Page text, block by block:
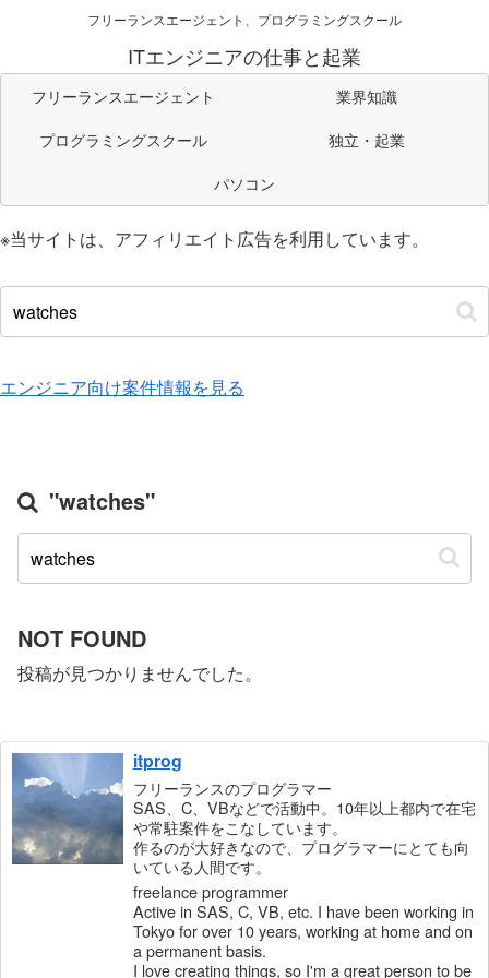
フリーランスエージェント、プログラミングスクール
ITエンジニアの仕事と起業
フリーランスエージェント
業界知識
プログラミングスクール
独立・起業
パソコン
※当サイトは、アフィリエイト広告を利用しています。
エンジニア向け案件情報を見る
"watches"
NOT FOUND
投稿が見つかりませんでした。
itprog
フリーランスのプログラマー
SAS、C、VBなどで活動中。10年以上都内で在宅
や常駐案件をこなしています。
作るのが大好きなので、プログラマーにとても向
いている人間です。
freelance programmer
Active in SAS, C, VB, etc. I have been working in
Tokyo for over 10 years, working at home and on
a permanent basis.
I love creating things, so I'm a great person to be